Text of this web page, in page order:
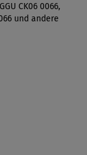
CK06 0066,
und andere